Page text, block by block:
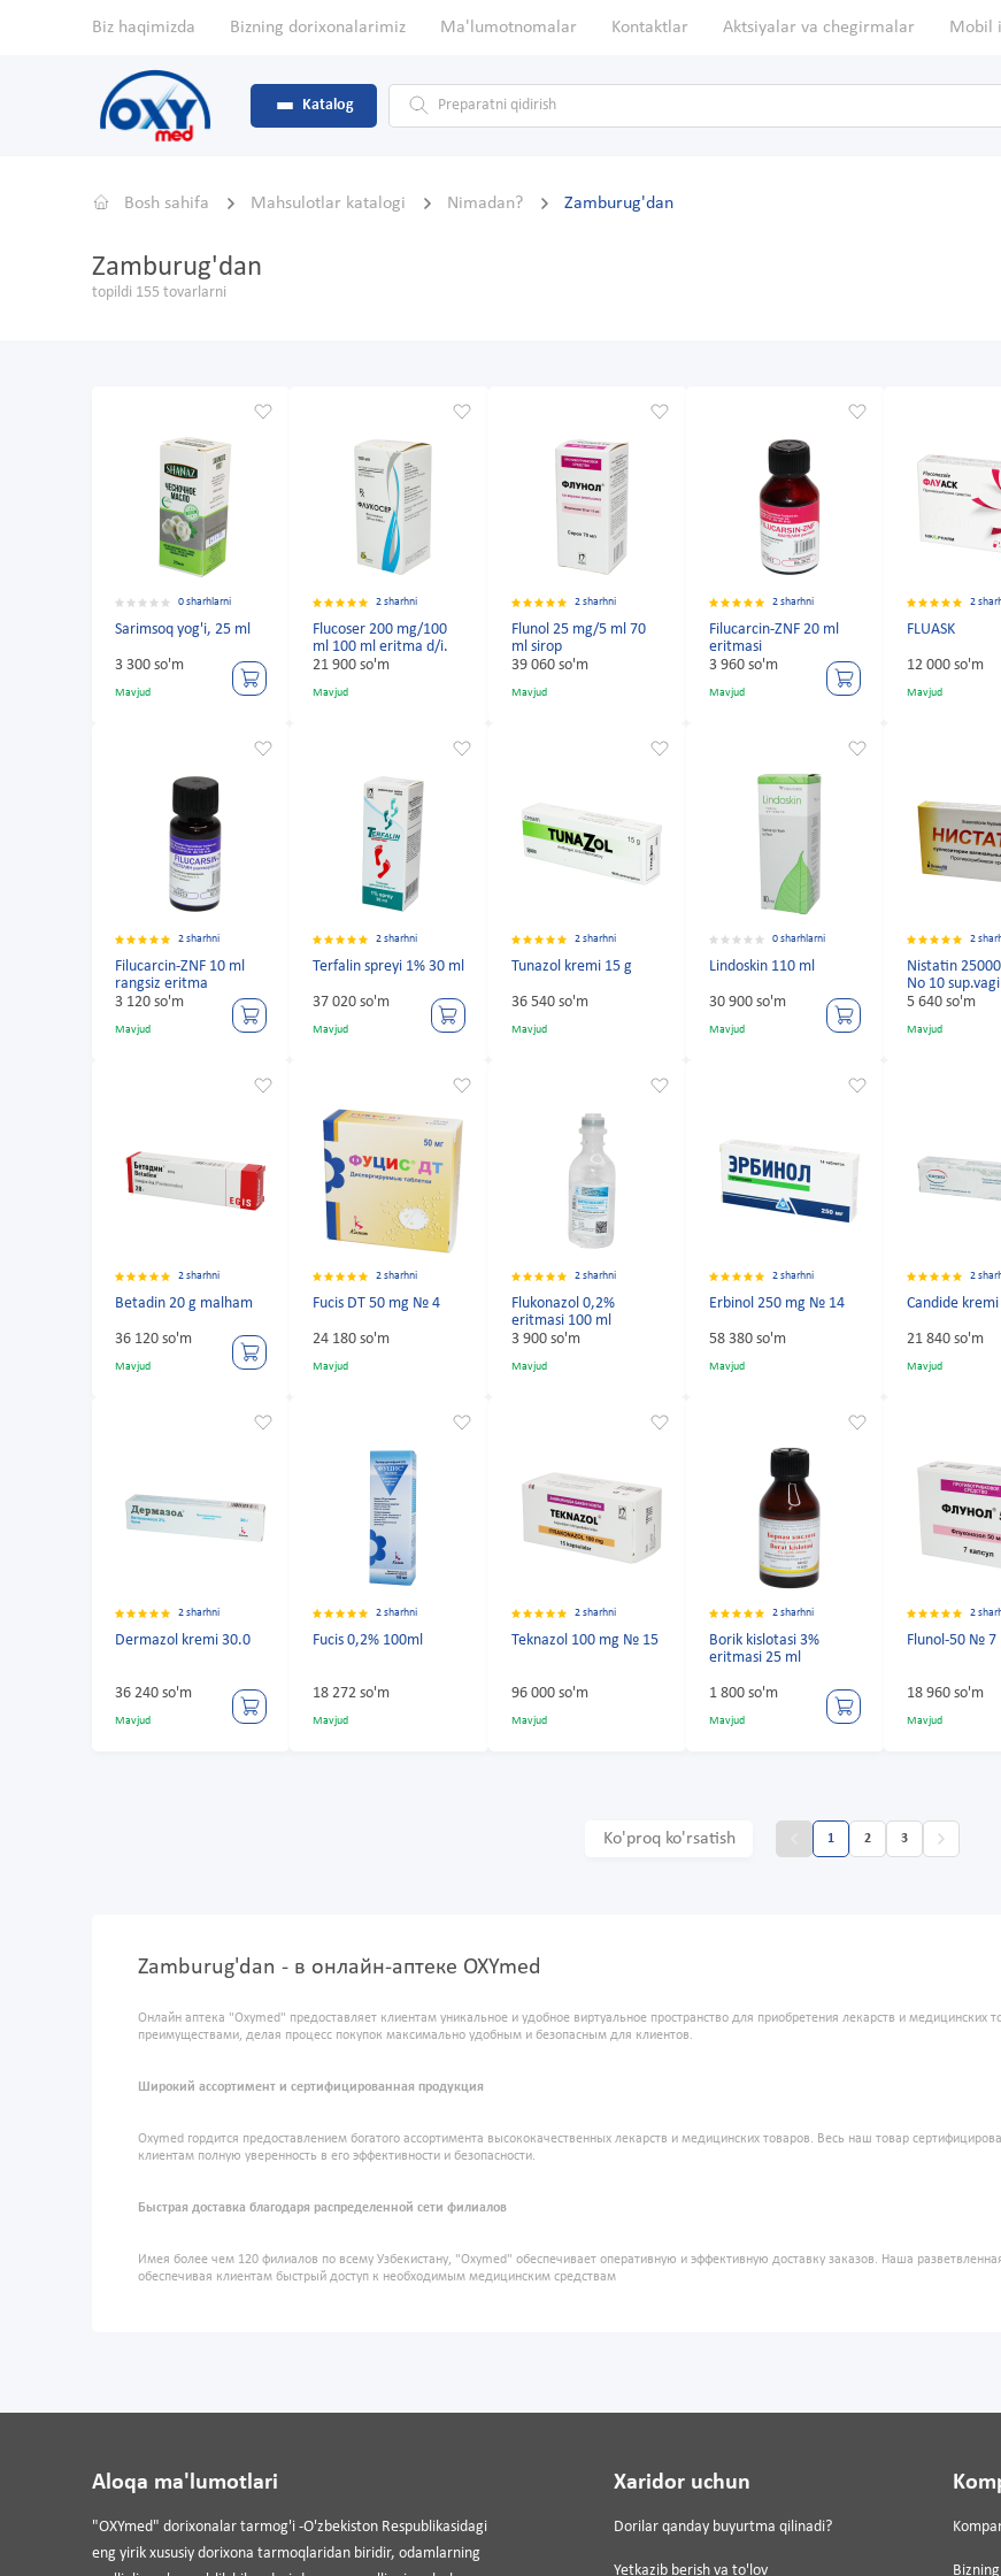
Biz haqimizda Bizning dorixonalarimiz Ma'lumotnomalar Kontaktlar Aktsiyalar va chegirmalar Mobil
Katalog
Bosh sahifa Mahsulotlar katalogi Nimadan? Zamburug'dan
Zamburug'dan
topildi 155 tovarlarni
0 sharhlarni
Sarimsoq yog'i, 25 ml
3 300 so'm
Mavjud
2 sharhni
Flucoser 200 mg/100
ml 100 ml eritma d/i.
21 900 so'm
Mavjud
2 sharhni
Flunol 25 mg/5 ml 70
ml sirop
39 060 so'm
Mavjud
2 sharhni
Filucarcin-ZNF 20 ml
eritmasi
3 960 so'm
Mavjud
2
FLUASK
12 000 so'm
Mavjud
2 sharhni
Filucarcin-ZNF 10 ml
rangsiz eritma
3 120 so'm
Mavjud
2 sharhni
Terfalin spreyi 1% 30 ml
37 020 so'm
Mavjud
2 sharhni
Tunazol kremi 15 g
36 540 so'm
Mavjud
0 sharhlarni
Lindoskin 110 ml
30 900 so'm
Mavjud
2
Nistatin
No 10
5 640 so'm
Mavjud
2 sharhni
Betadin 20 g malham
36 120 so'm
Mavjud
2 sharhni
Fucis DT 50 mg № 4
24 180 so'm
Mavjud
2 sharhni
Flukonazol 0,2%
eritmasi 100 ml
3 900 so'm
Mavjud
2 sharhni
Erbinol 250 mg № 14
58 380 so'm
Mavjud
2
Candide
21 840 so'm
Mavjud
2 sharhni
Dermazol kremi 30.0
36 240 so'm
Mavjud
2 sharhni
Fucis 0,2% 100ml
18 272 so'm
Mavjud
2 sharhni
Teknazol 100 mg № 15
96 000 so'm
Mavjud
2 sharhni
Borik kislotasi 3%
eritmasi 25 ml
1 800 so'm
Mavjud
2
Flunol-50 № 7
18 960 so'm
Mavjud
Ko'proq ko'rsatish 1 2 3
Zamburug'dan - в онлайн-аптеке OXYmed
Онлайн аптека "Oxymed" предоставляет клиентам уникальное и удобное виртуальное пространство для приобретения лекарств и
преимуществами, делая процесс покупок максимально удобным и безопасным для клиентов.
Широкий ассортимент и сертифицированная продукция
Oxymed гордится предоставлением богатого ассортимента высококачественных лекарств и медицинских товаров. Весь наш товар
клиентам полную уверенность в его эффективности и безопасности.
Быстрая доставка благодаря распределенной сети филиалов
Имея более чем 120 филиалов по всему Узбекистану, "Oxymed" обеспечивает оперативную и эффективную доставку заказов. Наша
обеспечивая клиентам быстрый доступ к необходимым медицинским средствам
Aloqa ma'lumotlari
"OXYmed" dorixonalar tarmog'i -O'zbekiston Respublikasidagi
eng yirik xususiy dorixona tarmoqlaridan biridir, odamlarning
Xaridor uchun
Dorilar qanday buyurtma qilinadi?
Yetkazib berish va to'lov